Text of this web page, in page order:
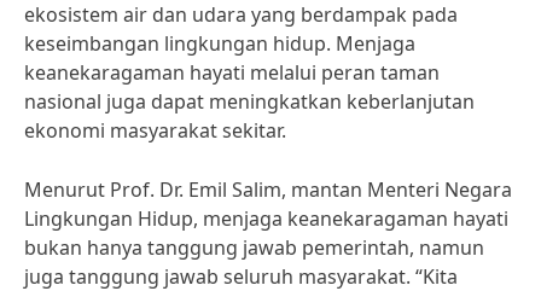
ekosistem air dan udara yang berdampak pada
keseimbangan lingkungan hidup. Menjaga
keanekaragaman hayati melalui peran taman
nasional juga dapat meningkatkan keberlanjutan
ekonomi masyarakat sekitar.
Menurut Prof. Dr. Emil Salim, mantan Menteri Negara
Lingkungan Hidup, menjaga keanekaragaman hayati
bukan hanya tanggung jawab pemerintah, namun
juga tanggung jawab seluruh masyarakat. “Kita